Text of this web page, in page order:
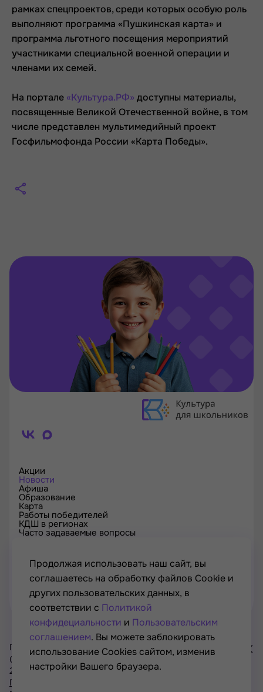
рамках спецпроектов, среди которых особую роль
выполняют программа «Пушкинская карта» и
программа льготного посещения мероприятий
участниками специальной военной операции и
членами их семей.
На портале «Культура.РФ» доступны материалы,
посвященные Великой Отечественной войне, в том
числе представлен мультимедийный проект
Госфильмофонда России «Карта Победы».
Акции
Новости
Афиша
Образование
Карта
Работы победителей
КДШ в регионах
Часто задаваемые вопросы
Проверка сертификата
Контакты
Проект Минкультуры России, Минпросвещения России
© РОСКУЛЬТПРОЕКТ, Российский фонд культуры, 2021—
2026
Политика конфиденциальности
Продолжая использовать наш сайт, вы
соглашаетесь на обработку файлов Cookie и
других пользовательских данных, в
соответствии с Политикой
конфидециальности и Пользовательским
соглашением. Вы можете заблокировать
использование Cookies сайтом, изменив
настройки Вашего браузера.